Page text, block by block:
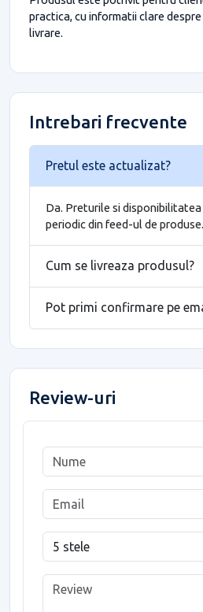
practica, cu informatii clare
livrare.
Intrebari frecvente
Pretul este actualizat?
Da. Preturile si
periodic din feed-ul de produse.
Cum se livreaza produsul?
Pot primi confirmare pe
Review-uri